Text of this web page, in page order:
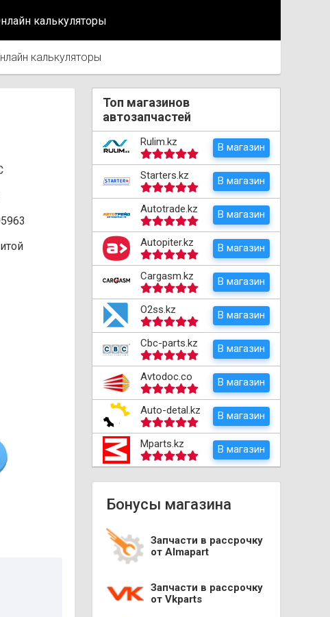
калькуляторы
калькуляторы
Топ магазинов
автозапчастей
Rulim.kz В магазин
Starters.kz В магазин
Autotrade.kz В магазин
Autopiter.kz В магазин
Cargasm.kz В магазин
O2ss.kz В магазин
Cbc-parts.kz В магазин
Avtodoc.co В магазин
Auto-detal.kz В магазин
Mparts.kz В магазин
Бонусы магазина
Запчасти в рассрочку
от Almapart
Запчасти в рассрочку
от Vkparts